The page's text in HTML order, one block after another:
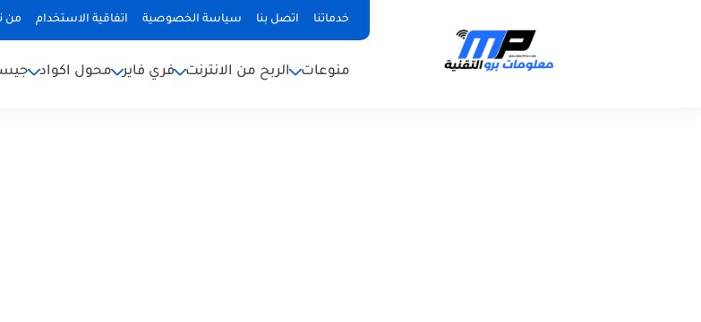
خدماتنا اتصل بنا سياسة الخصوصية اتفاقية الاستخدام من
منوعات الربح من الانترنت فري فاير محول اكواد